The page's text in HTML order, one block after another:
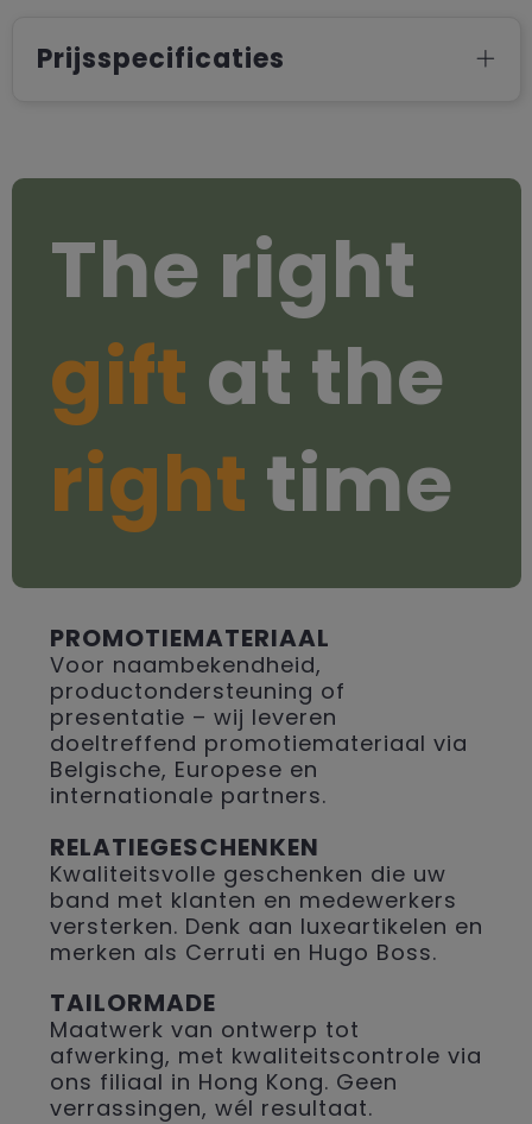
Prijsspecificaties
The right
gift at the
right time
PROMOTIEMATERIAAL
Voor naambekendheid,
productondersteuning of
presentatie – wij leveren
doeltreffend promotiemateriaal via
Belgische, Europese en
internationale partners.
RELATIEGESCHENKEN
Kwaliteitsvolle geschenken die uw
band met klanten en medewerkers
versterken. Denk aan luxeartikelen en
merken als Cerruti en Hugo Boss.
TAILORMADE
Maatwerk van ontwerp tot
afwerking, met kwaliteitscontrole via
ons filiaal in Hong Kong. Geen
verrassingen, wél resultaat.